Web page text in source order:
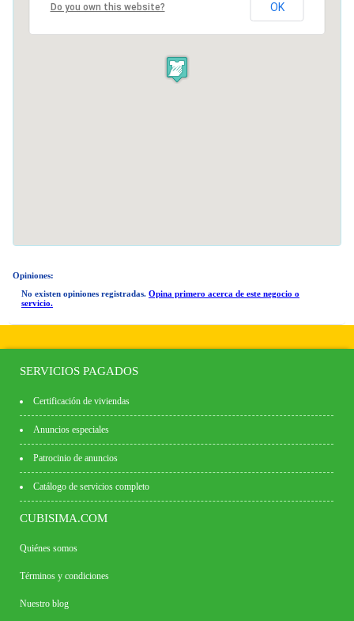
Do you own this website? OK
Opiniones:
No existen opiniones registradas. Opina primero acerca de este negocio o
servicio.
SERVICIOS PAGADOS
Certificación de viviendas
Anuncios especiales
Patrocinio de anuncios
Catálogo de servicios completo
CUBISIMA.COM
Quiénes somos
Términos y condiciones
Nuestro blog